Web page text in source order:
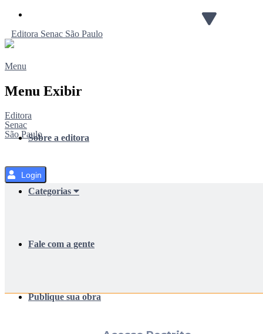
o
Editora Senac São Paulo
Menu
Menu Exibir
Editora
Senac
São PauloSobre a editora
Categorias
Fale com a gente
Publique sua obra
Login